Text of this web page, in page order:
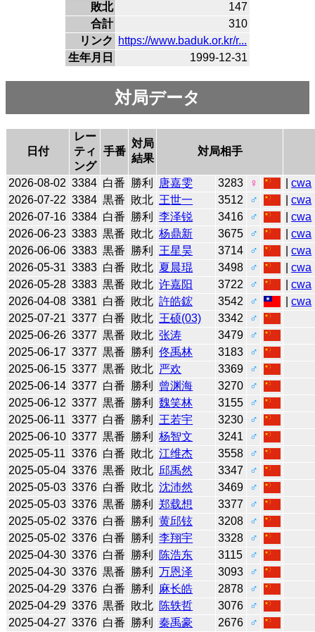
敗北
147
合計
310
リンク
https://www.baduk.or.kr/r...
生年月日
1999-12-31
対局データ
日付
レー
ティ
ング
手番
対局
結果
対局相手
2026-08-02 3384 白番 勝利 唐嘉雯 3283 ♀ |cwa
2026-07-22 3384 黒番 敗北 王世一 3512 ♂ |cwa
2026-07-16 3384 白番 勝利 李泽锐 3416 ♂ |cwa
2026-06-23 3383 黒番 敗北 杨鼎新 3675 ♂ |cwa
2026-06-06 3383 黒番 勝利 王星昊 3714 ♂ |cwa
2026-05-31 3383 白番 敗北 夏晨琨 3498 ♂ |cwa
2026-05-28 3383 黒番 敗北 许嘉阳 3722 ♂ |cwa
2026-04-08 3381 白番 敗北 許皓鋐 3542 ♂ |cwa
2025-07-21 3377 白番 敗北 王硕(03) 3342
♂
2025-06-26 3377 黒番 敗北 张涛 3479
♂
2025-06-17 3377 黒番 勝利 佟禹林 3183
♂
2025-06-15 3377 黒番 敗北 严欢 3369
♂
2025-06-14 3377 白番 勝利 曾渊海 3270
♂
2025-06-12 3377 黒番 勝利 魏笑林 3155
♂
2025-06-11 3377 白番 勝利 王若宇 3230
♂
2025-06-10 3377 黒番 勝利 杨智文 3241
♂
2025-05-11 3376 白番 敗北 江维杰 3558
♂
2025-05-04 3376 黒番 敗北 邱禹然 3347
♂
2025-05-03 3376 白番 敗北 沈沛然 3469
♂
2025-05-03 3376 黒番 勝利 郑载想 3377
♂
2025-05-02 3376 白番 勝利 黄邱铉 3208
♂
2025-05-02 3376 白番 勝利 李翔宇 3328
♂
2025-04-30 3376 白番 勝利 陈浩东 3115
♂
2025-04-30 3376 黒番 勝利 万恩泽 3093
♂
2025-04-29 3376 白番 勝利 麻长皓 2878
♂
2025-04-29 3376 黒番 敗北 陈轶哲 3076
♂
2025-04-27 3376 白番 勝利 秦禹豪 2676
♂